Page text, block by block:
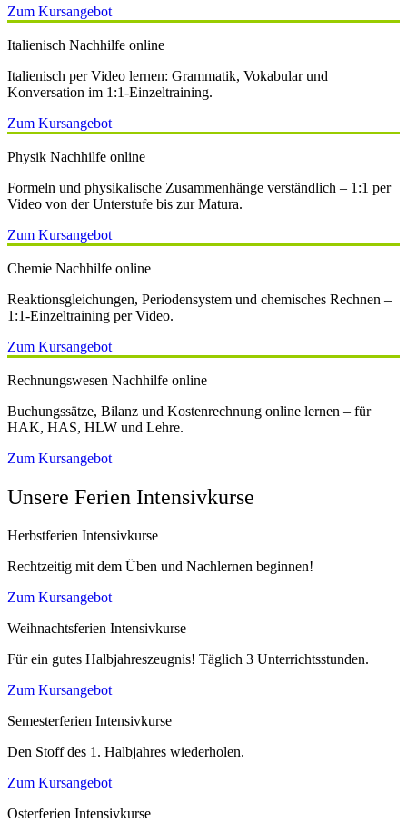
Zum Kursangebot
Italienisch Nachhilfe online
Italienisch per Video lernen: Grammatik, Vokabular und
Konversation im 1:1-Einzeltraining.
Zum Kursangebot
Physik Nachhilfe online
Formeln und physikalische Zusammenhänge verständlich – 1:1 per
Video von der Unterstufe bis zur Matura.
Zum Kursangebot
Chemie Nachhilfe online
Reaktionsgleichungen, Periodensystem und chemisches Rechnen –
1:1-Einzeltraining per Video.
Zum Kursangebot
Rechnungswesen Nachhilfe online
Buchungssätze, Bilanz und Kostenrechnung online lernen – für
HAK, HAS, HLW und Lehre.
Zum Kursangebot
Unsere Ferien Intensivkurse
Herbstferien Intensivkurse
Rechtzeitig mit dem Üben und Nachlernen beginnen!
Zum Kursangebot
Weihnachtsferien Intensivkurse
Für ein gutes Halbjahreszeugnis! Täglich 3 Unterrichtsstunden.
Zum Kursangebot
Semesterferien Intensivkurse
Den Stoff des 1. Halbjahres wiederholen.
Zum Kursangebot
Osterferien Intensivkurse